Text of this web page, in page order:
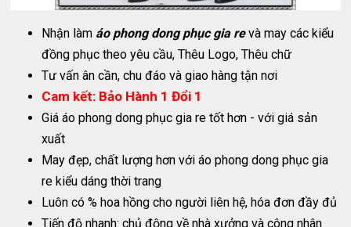
Nhận làm áo phong dong phục gia revà may các kiểu
đồng phục theo yêu cầu, Thêu Logo, Thêu chữ
Tư vấn ân cần, chu đáo và giao hàng tận nơi
Cam kết: Bảo Hành 1 Đổi 1
Giá áo phong dong phục gia re tốt hơn - với giá sản
xuất
May đẹp, chất lượng hơn với áo phong dong phục gia
re kiểu dáng thời trang
Luôn có % hoa hồng cho người liên hệ, hóa đơn đầy đủ
Tiến độ nhanh: chủ động về nhà xưởng và công nhân